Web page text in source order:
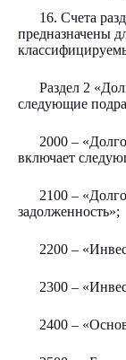
16. Счета
предназначены
Раздел 2
следующие
2000 –
включает
2100 –
задолженность»;
2200 –
2300 –
2400 –